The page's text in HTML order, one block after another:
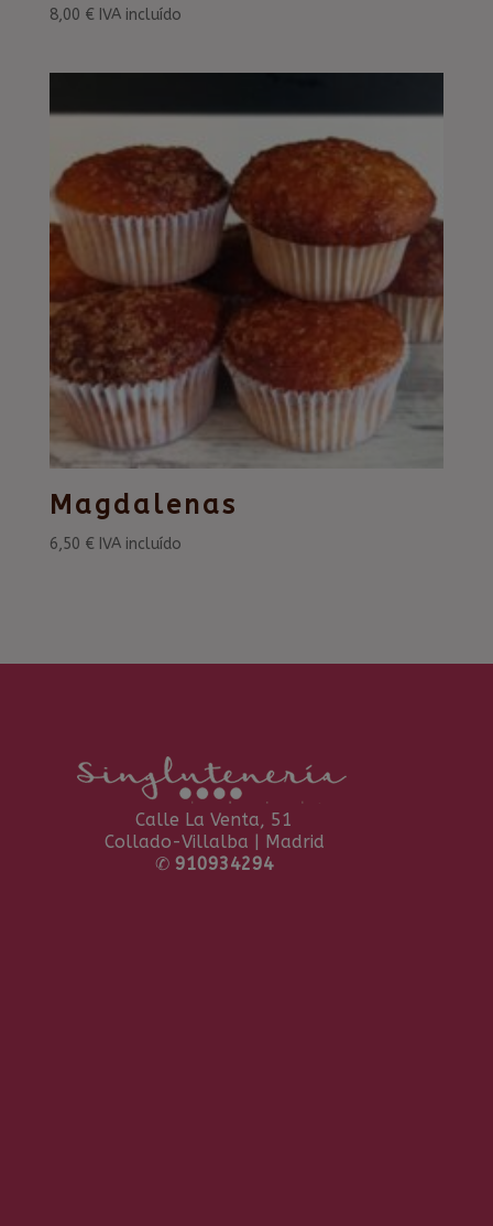
8,00 € IVA incluído
Magdalenas
6,50 € IVA incluído
Calle La Venta, 51
Collado-Villalba | Madrid
✆ 910934294